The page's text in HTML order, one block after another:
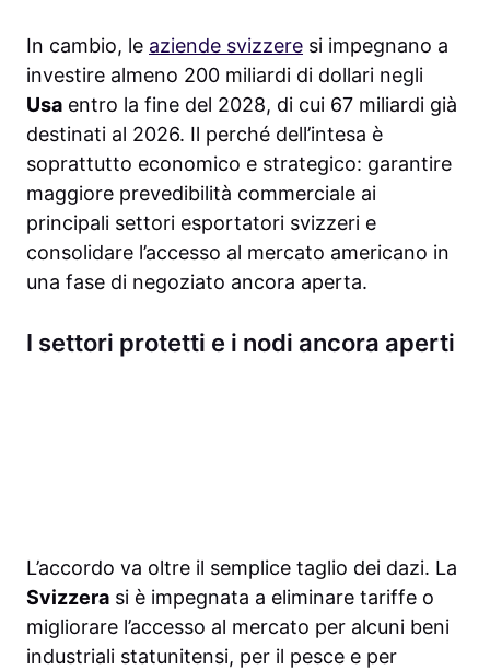
In cambio, le aziende svizzere si impegnano a
investire almeno 200 miliardi di dollari negli
Usa entro la fine del 2028, di cui 67 miliardi già
destinati al 2026. Il perché dell’intesa è
soprattutto economico e strategico: garantire
maggiore prevedibilità commerciale ai
principali settori esportatori svizzeri e
consolidare l’accesso al mercato americano in
una fase di negoziato ancora aperta.
I settori protetti e i nodi ancora aperti
L’accordo va oltre il semplice taglio dei dazi. La
Svizzera si è impegnata a eliminare tariffe o
migliorare l’accesso al mercato per alcuni beni
industriali statunitensi, per il pesce e per